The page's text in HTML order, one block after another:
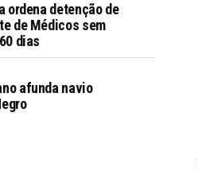
ordena detenção de
de Médicos sem
dias
afunda navio